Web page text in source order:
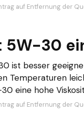
auf Entfernung der
5W-30
ist besser
Temperaturen
30 eine hohe
auf Entfernung der